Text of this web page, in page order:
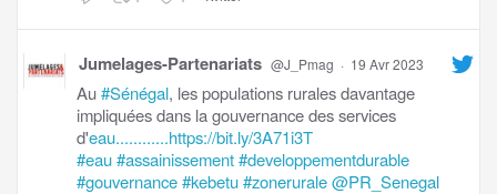
Jumelages-Partenariats @J_Pmag · 19 Avr 2023
Au#Sénégal, les populations rurales davantage
impliquées dans la gouvernance des services
d'eau............https://bit.ly/3A71i3T
#eau#assainissement#developpementdurable
#gouvernance#kebetu#zonerurale@PR_Senegal